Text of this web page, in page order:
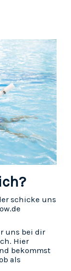
schicke uns
uns bei dir
Hier
bekommst
als